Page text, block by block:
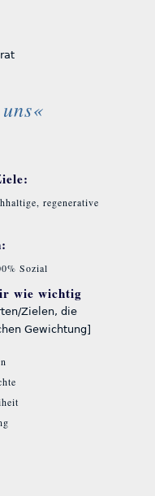
regenerative
Sozial
wie wichtig
Zielen, die
Gewichtung]